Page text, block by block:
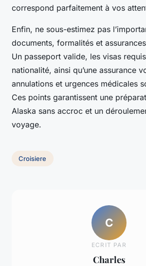
correspond parfaitement à vos
Enfin, ne sous-estimez pas
documents, formalités et
Un passeport valide, les visas
nationalité, ainsi qu’une assurance
annulations et urgences médicales
Ces points garantissent une
Alaska sans accroc et un
voyage.
Croisiere
C
ECRIT PAR
Charles